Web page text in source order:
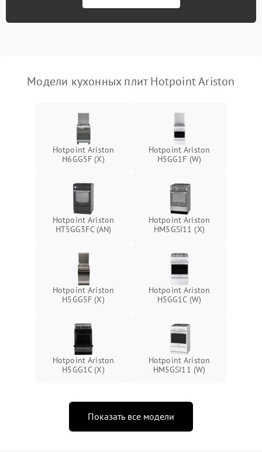
Модели кухонных плит Hotpoint Ariston
Hotpoint Ariston
H6GG5F (X)
Hotpoint Ariston
H5GG1F (W)
Hotpoint Ariston
HT5GG3FC (AN)
Hotpoint Ariston
HM5GSI11 (X)
Hotpoint Ariston
H5GG5F (X)
Hotpoint Ariston
H5GG1C (W)
Hotpoint Ariston
H5GG1C (X)
Hotpoint Ariston
HM5GSI11 (W)
Показать все модели